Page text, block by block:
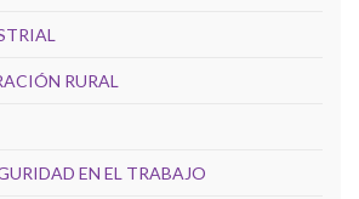
RURAL
EN EL TRABAJO